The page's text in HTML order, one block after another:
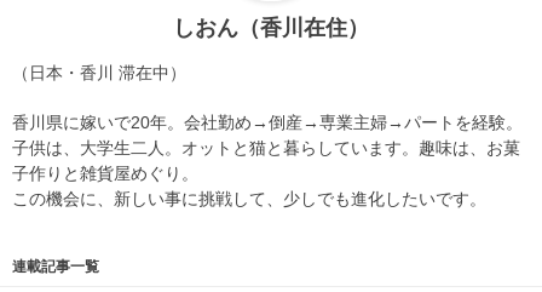
しおん（香川在住）
（日本・香川 滞在中）
香川県に嫁いで20年。会社勤め→倒産→専業主婦→パートを経験。
子供は、大学生二人。オットと猫と暮らしています。趣味は、お菓
子作りと雑貨屋めぐり。
この機会に、新しい事に挑戦して、少しでも進化したいです。
連載記事一覧